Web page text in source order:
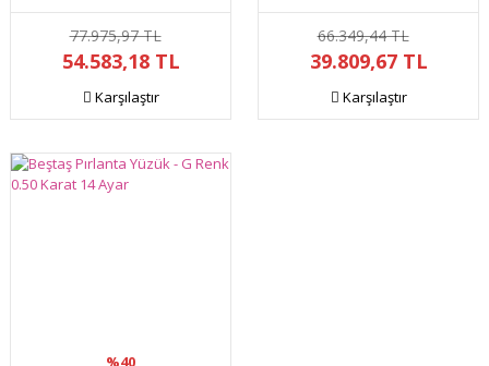
77.975,97 TL
54.583,18 TL
Karşılaştır
66.349,44 TL
39.809,67 TL
Karşılaştır
%40